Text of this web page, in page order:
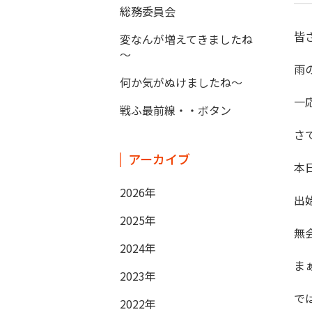
皆
雨
一
さ
本
出
無
ま
で
総務委員会
変なんが増えてきましたね
～
何か気がぬけましたね～
戦ふ最前線・・ボタン
アーカイブ
2026年
2025年
2024年
2023年
2022年